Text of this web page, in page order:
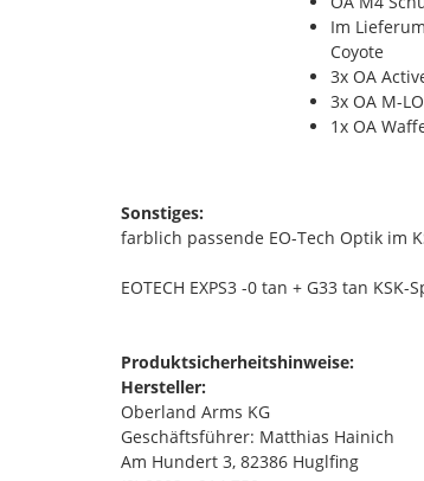
Im
Coyote
3x OA
3x OA M-
1x OA
Sonstiges:
farblich passende EO-Tech Optik im
EOTECH EXPS3 -0 tan + G33 tan
Produktsicherheitshinweise:
Hersteller:
Oberland Arms KG
Geschäftsführer: Matthias Hainich
Am Hundert 3, 82386 Huglfing